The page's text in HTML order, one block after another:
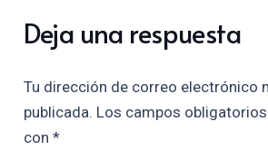
Deja una respuesta
Tu dirección de correo electrónico
publicada. Los campos
con *